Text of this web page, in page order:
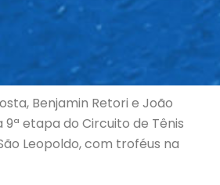
Benjamin Retori e João
etapa do Circuito de Tênis
Leopoldo, com troféus na